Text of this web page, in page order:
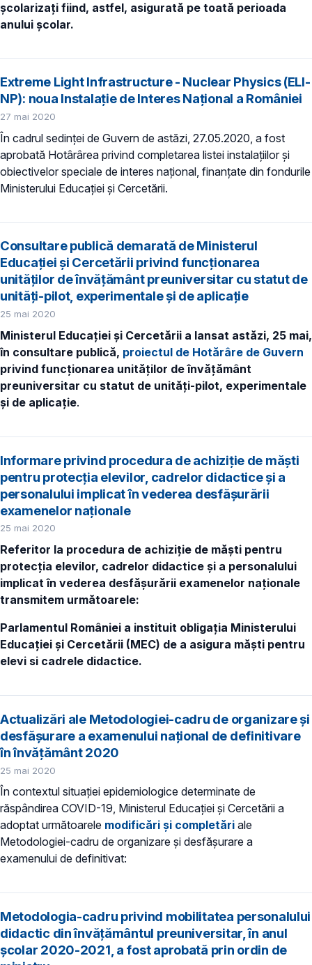
școlarizați fiind, astfel, asigurată pe toată perioada
anului școlar.
Extreme Light Infrastructure - Nuclear Physics (ELI-
NP): noua Instalație de Interes Național a României
27 mai 2020
În cadrul sedinței de Guvern de astăzi, 27.05.2020, a fost
aprobată Hotârârea privind completarea listei instalaţiilor şi
obiectivelor speciale de interes naţional, finanţate din fondurile
Ministerului Educaţiei şi Cercetării.
Consultare publică demarată de Ministerul
Educației și Cercetării privind funcționarea
unităților de învățământ preuniversitar cu statut de
unități-pilot, experimentale şi de aplicație
25 mai 2020
Ministerul Educației și Cercetării a lansat astăzi, 25 mai,
în consultare publică, proiectul de Hotărâre de Guvern
privind funcționarea unităților de învățământ
preuniversitar cu statut de unități-pilot, experimentale
și de aplicație.
Informare privind procedura de achiziție de măști
pentru protecția elevilor, cadrelor didactice și a
personalului implicat în vederea desfășurării
examenelor naționale
25 mai 2020
Referitor la procedura de achiziție de măști pentru
protecția elevilor, cadrelor didactice și a personalului
implicat în vederea desfășurării examenelor naționale
transmitem următoarele:
Parlamentul României a instituit obligația Ministerului
Educației și Cercetării (MEC) de a asigura măști pentru
elevi si cadrele didactice.
Actualizări ale Metodologiei-cadru de organizare și
desfășurare a examenului național de definitivare
în învățământ 2020
25 mai 2020
În contextul situației epidemiologice determinate de
răspândirea COVID-19, Ministerul Educației și Cercetării a
adoptat următoarele modificări și completări ale
Metodologiei-cadru de organizare și desfășurare a
examenului de definitivat:
Metodologia-cadru privind mobilitatea personalului
didactic din învățământul preuniversitar, în anul
școlar 2020-2021, a fost aprobată prin ordin de